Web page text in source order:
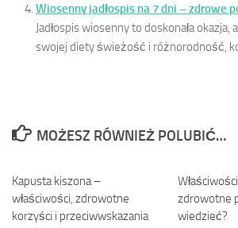
Wiosenny jadłospis na 7 dni – zdrowe
Jadłospis wiosenny to doskonała
swojej diety świeżość i różnorodność,
MOŻESZ RÓWNIEŻ POLUBIĆ…
Kapusta kiszona –
właściwości, zdrowotne
korzyści i przeciwwskazania
zdrowotne
wiedzieć?